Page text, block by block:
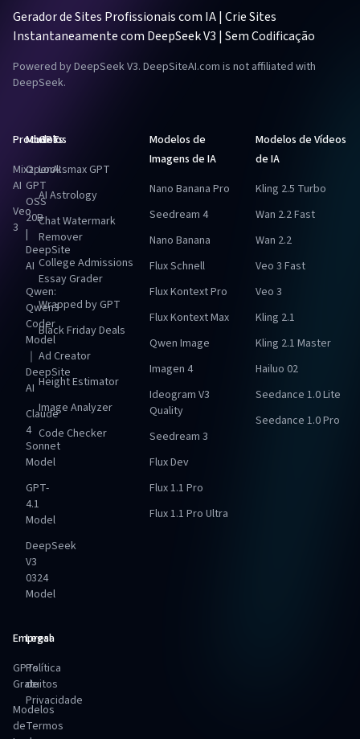
Gerador de Sites Profissionais com IA | Crie Sites
Instantaneamente com DeepSeek V3 | Sem Codificação
Powered by DeepSeek V3. DeepSiteAI.com is not affiliated with
DeepSeek.
Produtos
Mixz
AI
Veo
3
Modelos
OpenAI
GPT
OSS
20B
|
DeepSite
AI
Qwen:
Qwen3
Coder
Model
｜
DeepSite
AI
Claude
4
Sonnet
Model
GPT-
4.1
Model
DeepSeek
V3
0324
Model
GPTs
Looksmax GPT
AI Astrology
Chat Watermark
Remover
College Admissions
Essay Grader
Wrapped by GPT
Black Friday Deals
Ad Creator
Height Estimator
Image Analyzer
Code Checker
Modelos de
Imagens de IA
Nano Banana Pro
Seedream 4
Nano Banana
Flux Schnell
Flux Kontext Pro
Flux Kontext Max
Qwen Image
Imagen 4
Ideogram V3
Quality
Seedream 3
Flux Dev
Flux 1.1 Pro
Flux 1.1 Pro Ultra
Modelos de Vídeos
de IA
Kling 2.5 Turbo
Wan 2.2 Fast
Wan 2.2
Veo 3 Fast
Veo 3
Kling 2.1
Kling 2.1 Master
Hailuo 02
Seedance 1.0 Lite
Seedance 1.0 Pro
Empresa
GPTs
Gratuitos
Modelos
de
Legal
Política
de
Privacidade
Termos